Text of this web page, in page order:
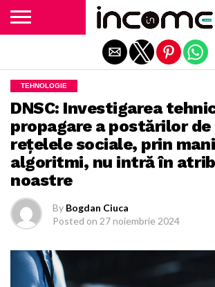
TEHNOLOGIE
DNSC: Investigarea
propagare a postărilor de
reţelele sociale, prin
algoritmi, nu intră în
noastre
By Bogdan Ciuca
Posted on 27 noiembrie 2024
Exit mobile version